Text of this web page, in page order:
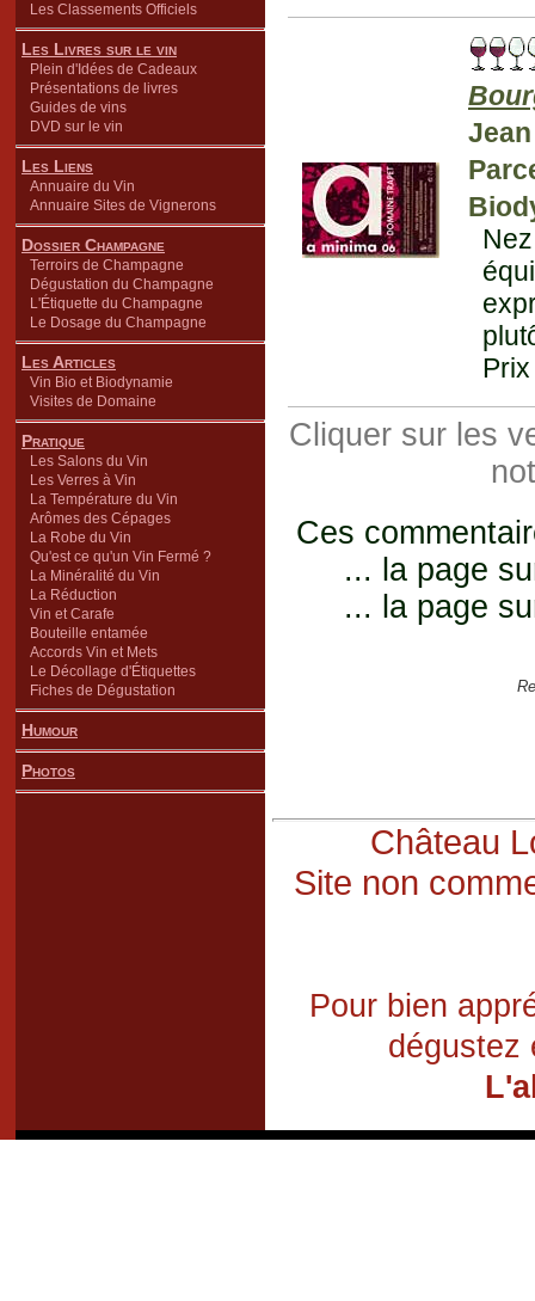
Les Classements Officiels
Les Livres sur le vin
Plein d'Idées de Cadeaux
Présentations de livres
Guides de vins
DVD sur le vin
Les Liens
Annuaire du Vin
Annuaire Sites de Vignerons
Dossier Champagne
Terroirs de Champagne
Dégustation du Champagne
L'Étiquette du Champagne
Le Dosage du Champagne
Les Articles
Vin Bio et Biodynamie
Visites de Domaine
Pratique
Les Salons du Vin
Les Verres à Vin
La Température du Vin
Arômes des Cépages
La Robe du Vin
Qu'est ce qu'un Vin Fermé ?
La Minéralité du Vin
La Réduction
Vin et Carafe
Bouteille entamée
Accords Vin et Mets
Le Décollage d'Étiquettes
Fiches de Dégustation
Humour
Photos
Cliquer sur les
Ces
... la page
... la page
Château
Site non
Pour bien
dégustez